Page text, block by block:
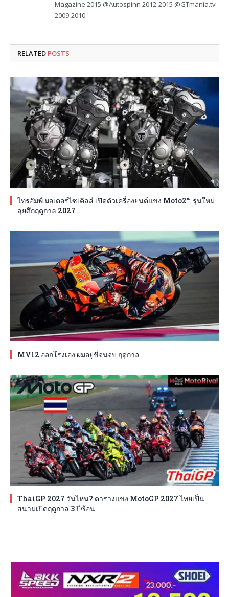
Magazine 2015 @Autospinn 2012-2015 @GTmania.tv
2009-2010
RELATED POSTS
ไทรอัมพ์ มอเตอร์ไซเคิลส์ เปิดตัวเครื่องยนต์แข่ง Moto2™ รุ่นใหม่
ลุยศึกฤดูกาล 2027
MV12 ออกโรงเอง ผมอยู่ขี่จนจบ ฤดูกาล
ThaiGP 2027 วันไหน? ตารางแข่ง MotoGP 2027 ไทยเป็น
สนามเปิดฤดูกาล 3 ปีซ้อน